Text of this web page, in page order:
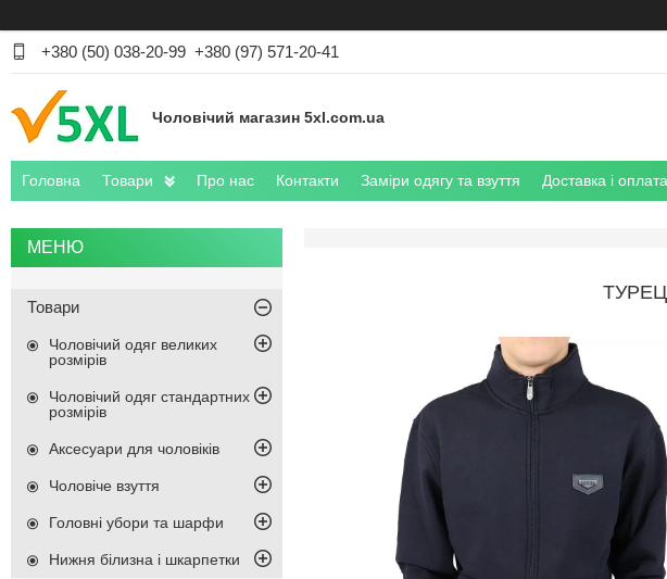
+380 (50) 038-20-99 +380 (97) 571-20-41
Чоловічий магазин 5xl.com.ua
Головна Товари Про нас Контакти Заміри одягу та взуття Доставка і оплата
Товари
Чоловічий одяг великих
розмірів
Чоловічий одяг стандартних
розмірів
Аксесуари для чоловіків
Чоловіче взуття
Головні убори та шарфи
Нижня білизна і шкарпетки